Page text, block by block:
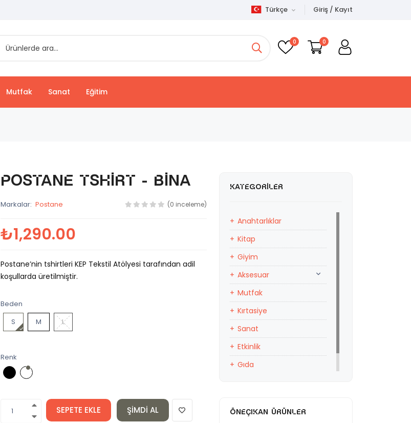
Türkçe Giriş / Kayıt
0 0
Mutfak Sanat Eğitim
Postane Tshirt - Bina
Markalar: Postane (0 inceleme)
₺1,290.00
Postane’nin tshirtleri KEP Tekstil Atölyesi tarafından adil
koşullarda üretilmiştir.
Beden
S
M L
Renk
SEPETE EKLE ŞIMDI AL
KATEGORILER
Anahtarlıklar
Kitap
Giyim
Aksesuar
Mutfak
Kırtasiye
Sanat
Etkinlik
Gıda
ÖNEÇIKAN ÜRÜNLER